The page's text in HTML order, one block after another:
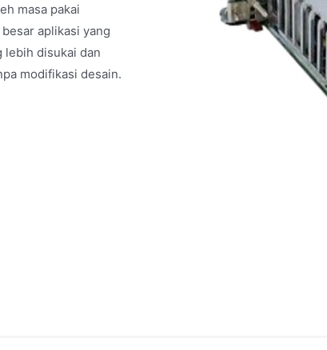
masa pakai
aplikasi yang
lebih disukai dan
modifikasi desain.